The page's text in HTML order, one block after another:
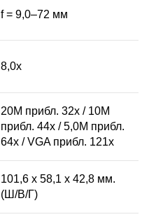
f = 9,0–72 мм
8,0x
20М прибл. 32x / 10М
прибл. 44x / 5,0М прибл.
64x / VGA прибл. 121x
101,6 x 58,1 x 42,8 мм.
(Ш/В/Г)